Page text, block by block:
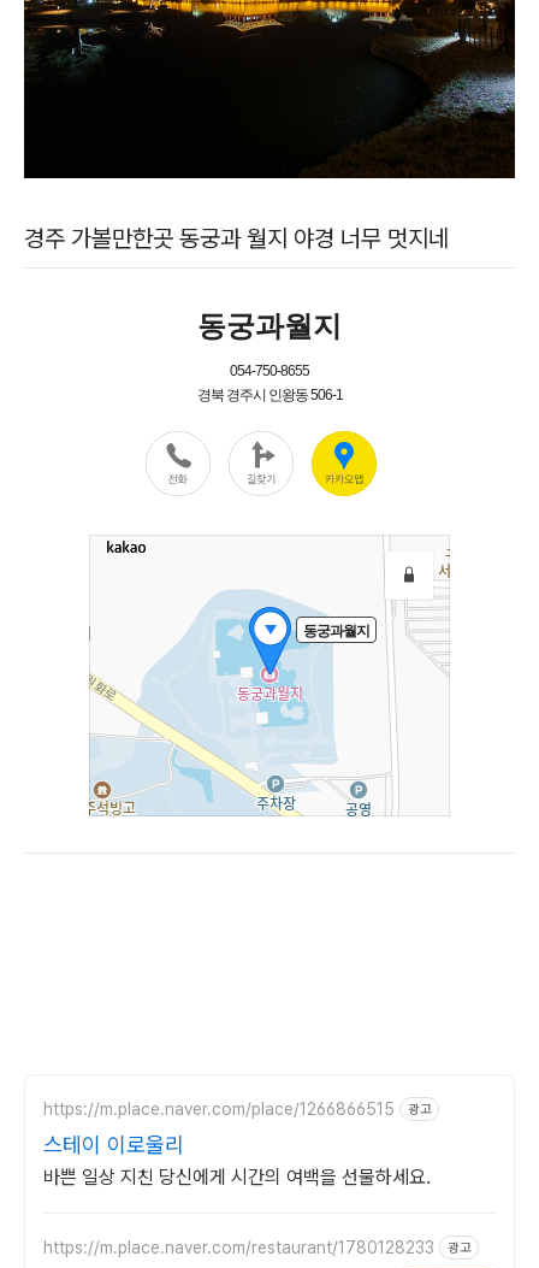
경주 가볼만한곳 동궁과 월지 야경 너무 멋지네
https://m.place.naver.com/place/1266866515 광고
스테이 이로울리
바쁜 일상 지친 당신에게 시간의 여백을 선물하세요.
https://m.place.naver.com/restaurant/1780128233 광고